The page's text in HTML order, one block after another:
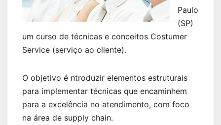
Paulo
(SP)
um curso de técnicas e conceitos Costumer
Service (serviço ao cliente).
O objetivo é ntroduzir elementos estruturais
para implementar técnicas que encaminhem
para a excelência no atendimento, com foco
na área de supply chain.